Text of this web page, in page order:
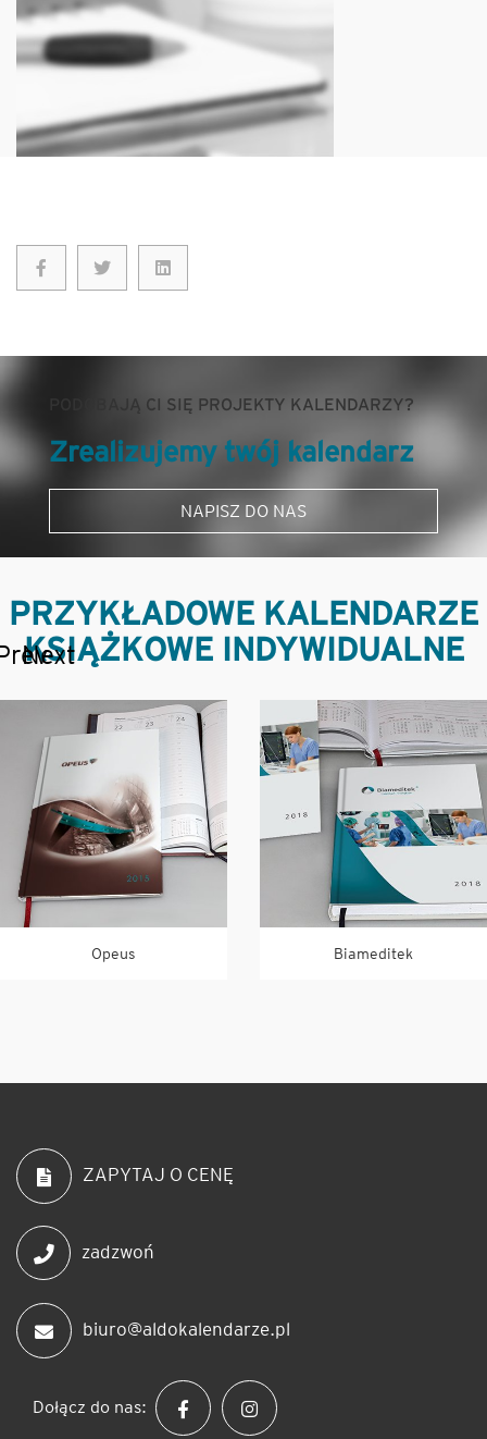
PODOBAJĄ CI SIĘ PROJEKTY KALENDARZY?
Zrealizujemy twój kalendarz
NAPISZ DO NAS
PRZYKŁADOWE KALENDARZE
KSIĄŻKOWE INDYWIDUALNE
Opeus Biameditek
Next
ZAPYTAJ O CENĘ
zadzwoń
biuro@aldokalendarze.pl
Dołącz do nas: